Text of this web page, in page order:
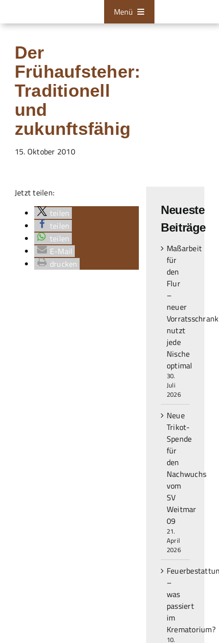
springen
Menü
Der
Frühaufsteher:
Traditionell
und
zukunftsfähig
15. Oktober 2010
Jetzt teilen:
teilen
teilen
teilen
E-Mail
drucken
Neueste
Beiträge
Maßarbeit
für
den
Flur
–
neuer
Vorratsschrank
nutzt
jede
Nische
optimal
30.
Juli
2026
Neue
Trikot-
Spende
für
den
Nachwuchs
vom
SV
Weitmar
09
21.
April
2026
–
was
passiert
im
Krematorium?
10.